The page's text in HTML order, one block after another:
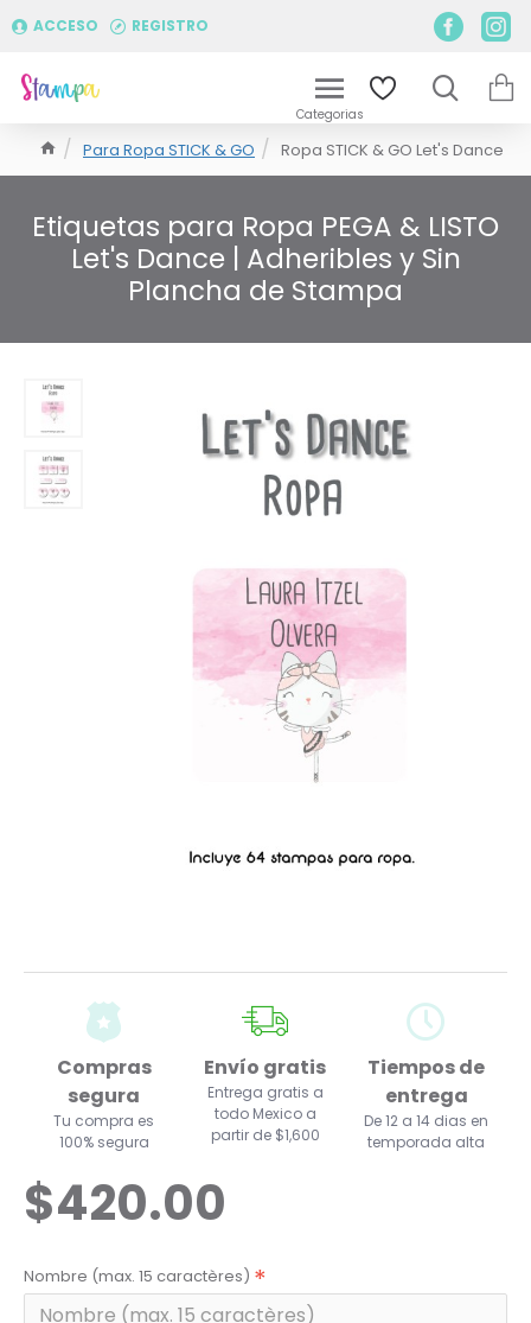
ACCESO REGISTRO
Para Ropa STICK & GO Ropa STICK & GO Let's Dance
Etiquetas para Ropa PEGA & LISTO
Let's Dance | Adheribles y Sin
Plancha de Stampa
Compras
segura
Tu compra es
100% segura
Envío gratis
Entrega gratis a
todo Mexico a
partir de $1,600
Tiempos de
entrega
De 12 a 14 dias en
temporada alta
$420.00
Nombre (max. 15 caractères)